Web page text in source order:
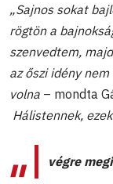
„Sajnos sokat
rögtön a
szenvedtem,
az őszi idény
volna – mondta
Hálistennek,
végre